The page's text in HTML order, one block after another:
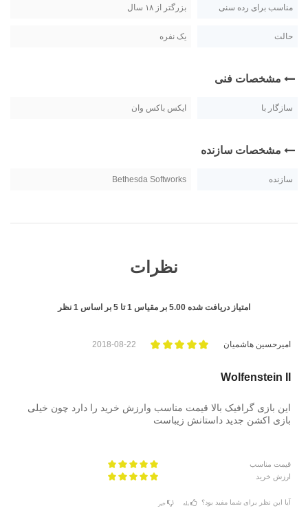
مناسب برای رده سنی بزرگتر از ۱۸ سال
حالت یک نفره
مشخصات فنی
سازگار با ایکس باکس وان
مشخصات سازنده
سازنده Bethesda Softworks
نظرات
امتیاز دریافت شده 5.00 بر مقیاس 1تا 5 بر اساس 1 نظر
امیرحسین هاشمیان 2018-08-22
Wolfenstein II
این بازی گرافیک بالا قیمت مناسب وارزش خرید را دارد چون خیلی
بازی اکشن جدید داستانش زیباست
قیمت مناسب
ارزش خرید
آیا این نظر برای شما مفید بود؟ بله خیر